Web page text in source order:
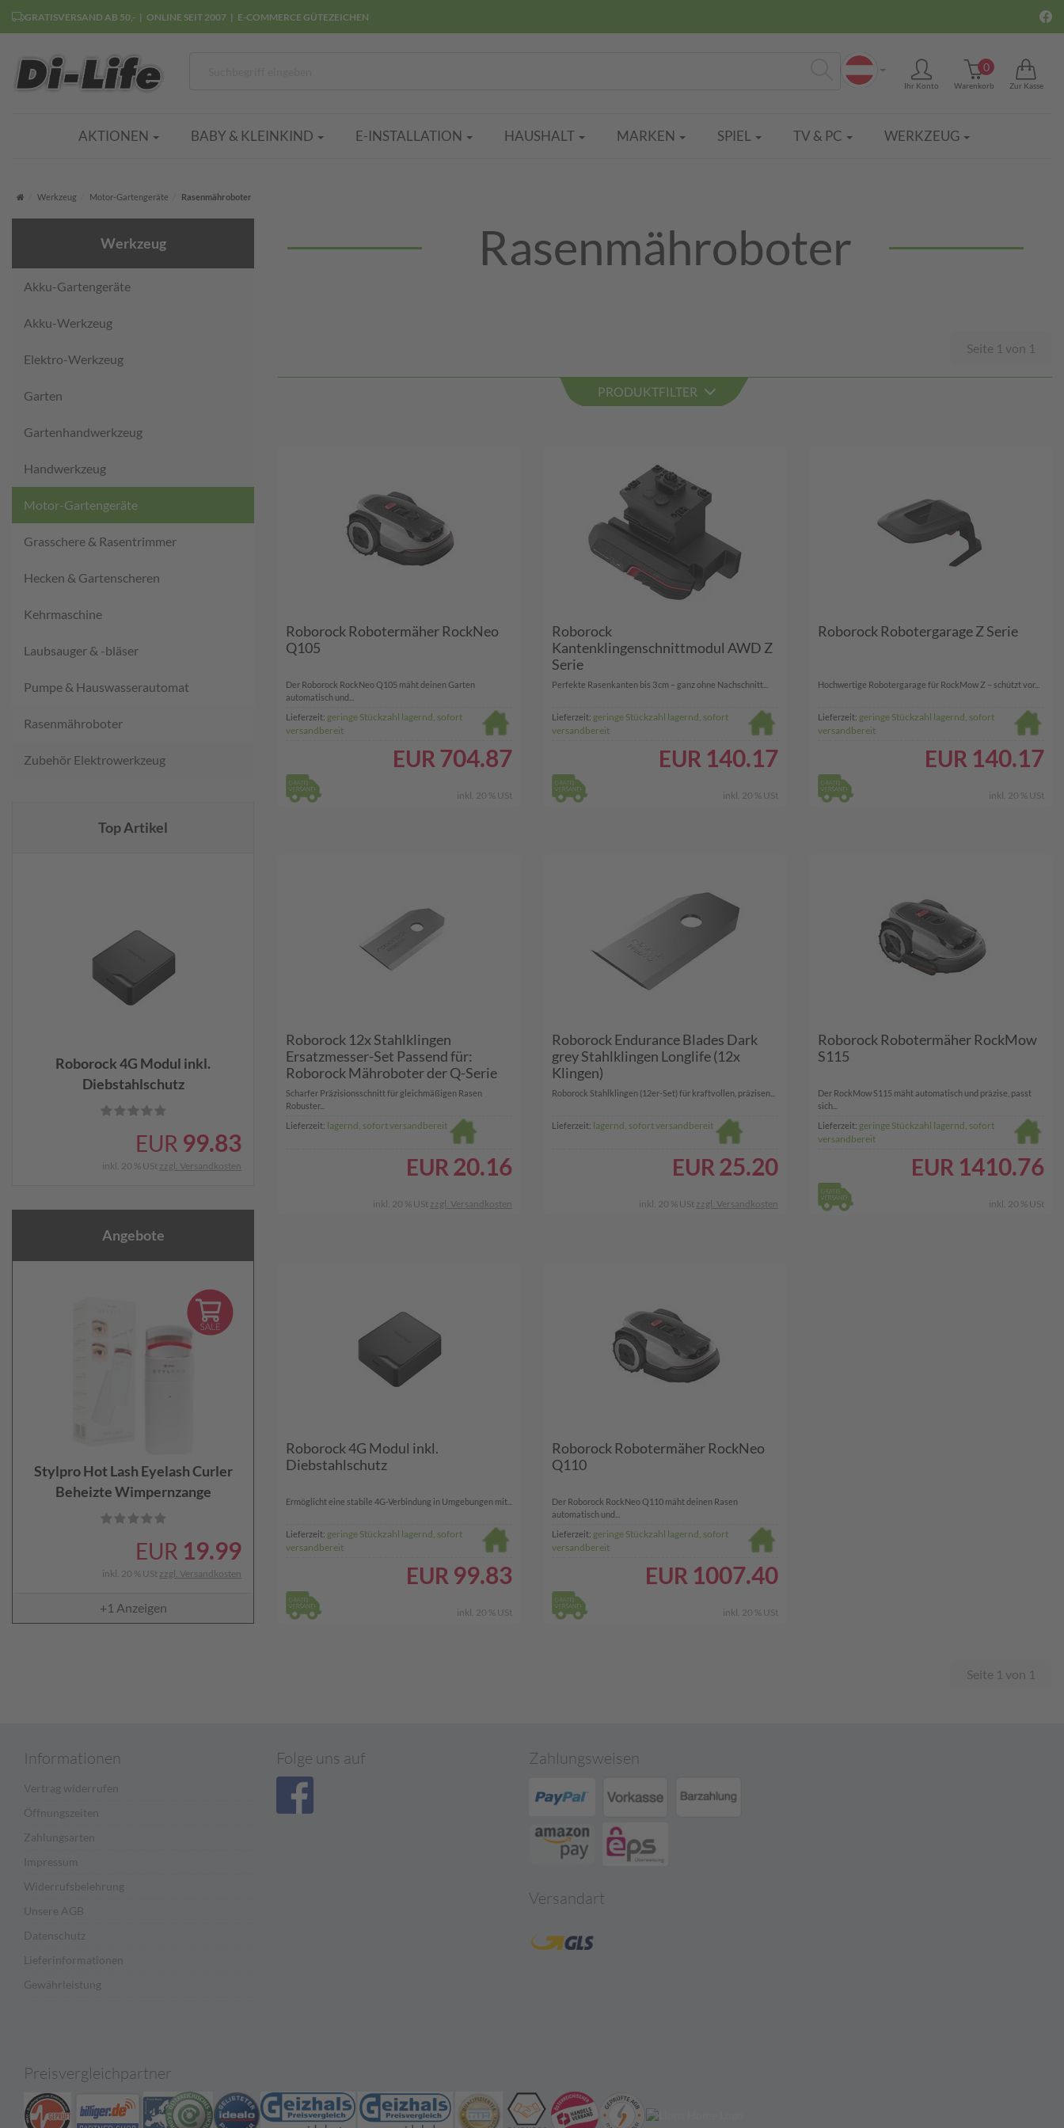
GRATISVERSAND AB 50,- ONLINE SEIT 2007 E-COMMERCE GÜTEZEICHEN
Suchen Ihr Konto Warenkorb
0
Zur Kasse
AKTIONEN BABY & KLEINKIND E-INSTALLATION HAUSHALT MARKEN SPIEL TV & PC WERKZEUG
Startseite
Werkzeug Motor-Gartengeräte Rasenmähroboter
Werkzeug
Akku-Gartengeräte
Akku-Werkzeug
Elektro-Werkzeug
Garten
Gartenhandwerkzeug
Handwerkzeug
Motor-Gartengeräte
Grasschere & Rasentrimmer
Hecken & Gartenscheren
Kehrmaschine
Laubsauger & -bläser
Pumpe & Hauswasserautomat
Rasenmähroboter
Zubehör Elektrowerkzeug
Top Artikel
Roborock 4G Modul inkl.
Diebstahlschutz
EUR 99.83
inkl. 20 % USt zzgl. Versandkosten
Angebote
Stylpro Hot Lash Eyelash Curler
Beheizte Wimpernzange
EUR 19.99
inkl. 20 % USt zzgl. Versandkosten
+1 Anzeigen
Rasenmähroboter
Seite 1 von 1
PRODUKTFILTER
Roborock Robotermäher RockNeo
Q105
Der Roborock RockNeo Q105 mäht deinen Garten
automatisch und...
Lieferzeit: geringe Stückzahl lagernd, sofort
versandbereit
EUR 704.87
inkl. 20 % USt
Roborock
Kantenklingenschnittmodul AWD Z
Serie
Perfekte Rasenkanten bis 3 cm – ganz ohne Nachschnitt...
Lieferzeit: geringe Stückzahl lagernd, sofort
versandbereit
EUR 140.17
inkl. 20 % USt
Roborock Robotergarage Z Serie
Hochwertige Robotergarage für RockMow Z – schützt vor...
Lieferzeit: geringe Stückzahl lagernd, sofort
versandbereit
EUR 140.17
inkl. 20 % USt
Roborock 12x Stahlklingen
Ersatzmesser-Set Passend für:
Roborock Mähroboter der Q-Serie
Scharfer Präzisionsschnitt für gleichmäßigen Rasen
Robuster...
Lieferzeit: lagernd, sofort versandbereit
EUR 20.16
inkl. 20 % USt zzgl. Versandkosten
Roborock Endurance Blades Dark
grey Stahlklingen Longlife (12x
Klingen)
Roborock Stahlklingen (12er-Set) für kraftvollen, präzisen...
Lieferzeit: lagernd, sofort versandbereit
EUR 25.20
inkl. 20 % USt zzgl. Versandkosten
Roborock Robotermäher RockMow
S115
Der RockMow S115 mäht automatisch und präzise, passt
sich...
Lieferzeit: geringe Stückzahl lagernd, sofort
versandbereit
EUR 1410.76
inkl. 20 % USt
Roborock 4G Modul inkl.
Diebstahlschutz
Ermöglicht eine stabile 4G-Verbindung in Umgebungen mit...
Lieferzeit: geringe Stückzahl lagernd, sofort
versandbereit
EUR 99.83
inkl. 20 % USt
Roborock Robotermäher RockNeo
Q110
Der Roborock RockNeo Q110 mäht deinen Rasen
automatisch und...
Lieferzeit: geringe Stückzahl lagernd, sofort
versandbereit
EUR 1007.40
inkl. 20 % USt
Seite 1 von 1
Informationen
Vertrag widerrufen
Öffnungszeiten
Zahlungsarten
Impressum
Widerrufsbelehrung
Unsere AGB
Datenschutz
Lieferinformationen
Gewährleistung
Folge uns auf Zahlungsweisen
Versandart
Preisvergleichpartner